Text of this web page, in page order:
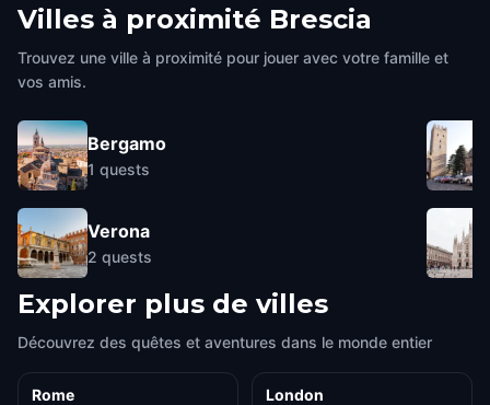
Villes à proximité Brescia
Trouvez une ville à proximité pour jouer avec votre famille et
vos amis.
Bergamo
1 quests
Verona
2 quests
Explorer plus de villes
Découvrez des quêtes et aventures dans le monde entier
Rome London